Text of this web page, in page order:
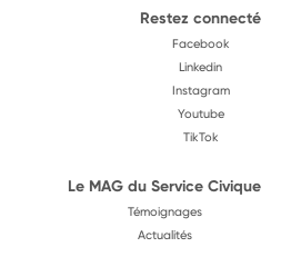
Restez connecté
Facebook
Linkedin
Instagram
Youtube
TikTok
Le MAG du Service Civique
Témoignages
Actualités